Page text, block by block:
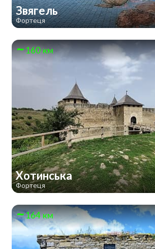
Звягель
Фортеця
160 км
Хотинська
Фортеця
164 км